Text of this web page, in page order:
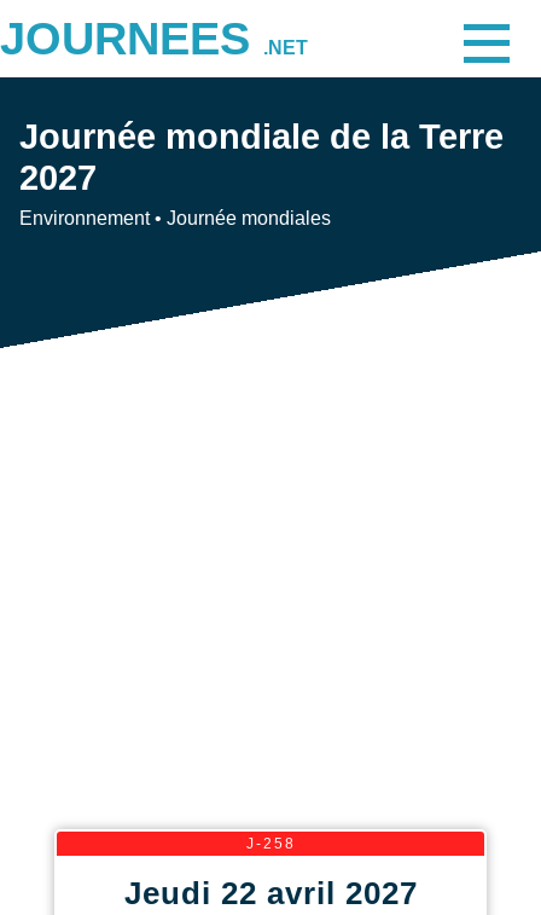
JOURNEES .NET
Journée mondiale de la Terre
2027
Environnement• Journée mondiales
J-258
Jeudi 22 avril 2027